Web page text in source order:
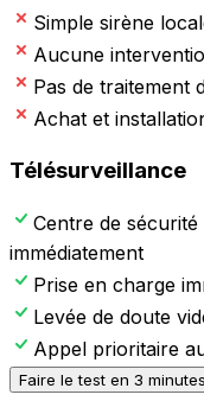
Simple sirène
Aucune
Pas de traitement
Achat et
Télésurveillance
Centre de
immédiatement
Prise en charge
Levée de doute
Appel prioritaire
Faire le test en 3 minutes